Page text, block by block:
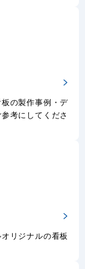
の製作事例・デ
考にしてくださ
リジナルの看板